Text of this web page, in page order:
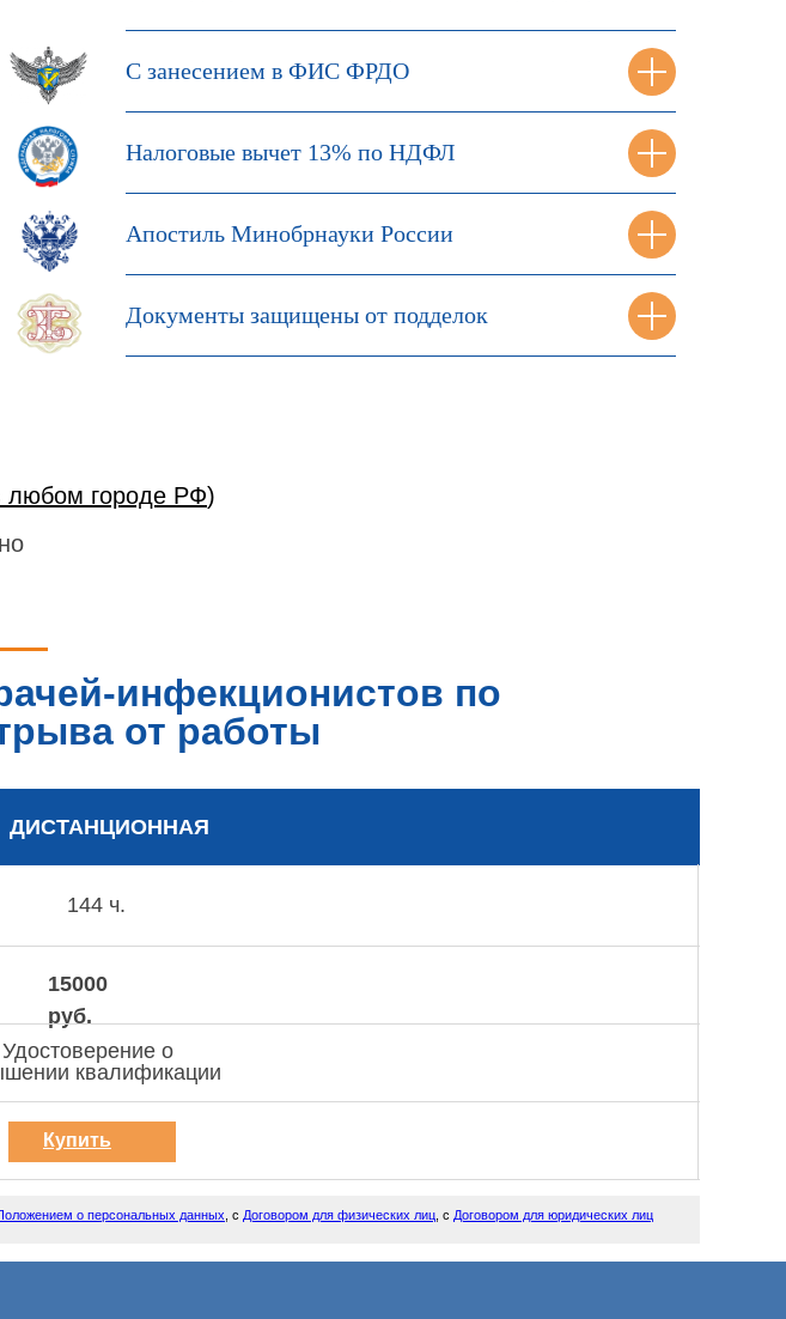
С занесением в ФИС ФРДО
Налоговые вычет 13% по НДФЛ
Апостиль Минобрнауки России
Документы защищены от подделок
любом городе РФ)
инфекционистов по
от работы
ДИСТАНЦИОННАЯ
Удостоверение о
квалификации
144 ч.
15000
руб.
Купить
курс
о персональных данных , с Договором для физических лиц , с Договором для юридических лиц